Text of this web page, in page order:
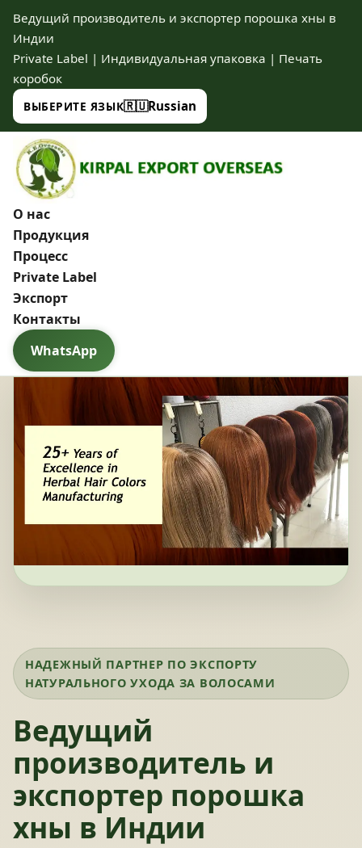
Ведущий производитель и экспортер порошка хны в
Индии
Private Label | Индивидуальная упаковка | Печать
коробок
ВЫБЕРИТЕ ЯЗЫК🇷🇺Russian
О нас
Продукция
Процесс
Private Label
Экспорт
Контакты
WhatsApp
НАДЕЖНЫЙ ПАРТНЕР ПО ЭКСПОРТУ
НАТУРАЛЬНОГО УХОДА ЗА ВОЛОСАМИ
Ведущий
производитель и
экспортер порошка
хны в Индии